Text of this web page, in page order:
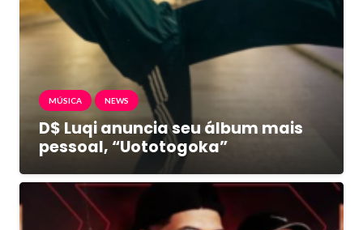
MÚSICA NEWS
D$ Luqi anuncia seu álbum mais
pessoal, “Uototogoka”